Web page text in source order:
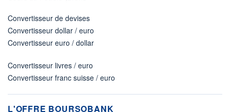
Convertisseur de devises
Convertisseur dollar / euro
Convertisseur euro / dollar
Convertisseur livres / euro
Convertisseur franc suisse / euro
L'OFFRE BOURSOBANK